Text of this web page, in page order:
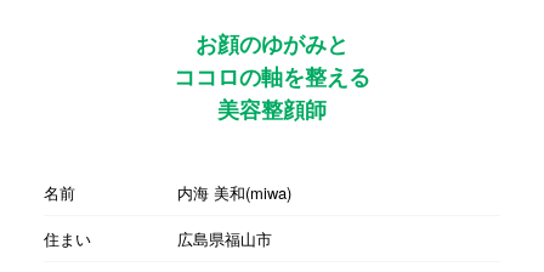
お顔のゆがみと
ココロの軸を整える
美容整顔師
名前
内海 美和(miwa)
住まい
広島県福山市